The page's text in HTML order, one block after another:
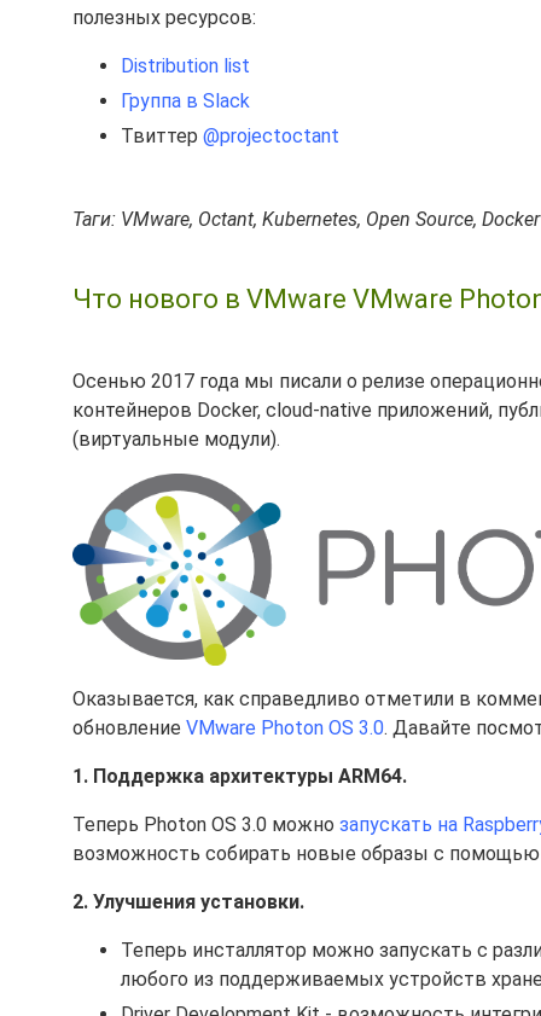
полезных ресурсов:
Distribution list
Группа в Slack
Твиттер @projectoctant
Таги: VMware, Octant, Kubernetes, Open Source, Docker
Что нового в VMware VMware
Осенью 2017 года мы писали о релизе
контейнеров Docker, cloud-native приложений,
(виртуальные модули).
Оказывается, как справедливо отметили в
обновление VMware Photon OS 3.0. Давайте
1. Поддержка архитектуры ARM64.
Теперь Photon OS 3.0 можно запускать на
возможность собирать новые образы с помощью
2. Улучшения установки.
Теперь инсталлятор можно запускать с
любого из поддерживаемых устройств